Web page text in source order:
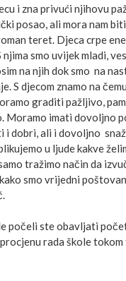
i zna privući njihovu
posao, ali mora nam
teret. Djeca crpe
smo uvijek mladi,
na njih dok smo na
S djecom znamo na
graditi pažljivo,
Moramo imati dovoljno
dobri, ali i dovoljno
u ljude kakve
tražimo način da
smo vrijedni
počeli ste obavljati
rada škole